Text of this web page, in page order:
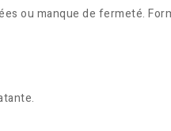
ou manque de fermeté.